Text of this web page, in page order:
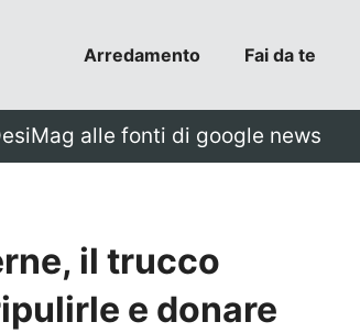
Arredamento Fai da te
alle fonti di google news
il trucco
e donare